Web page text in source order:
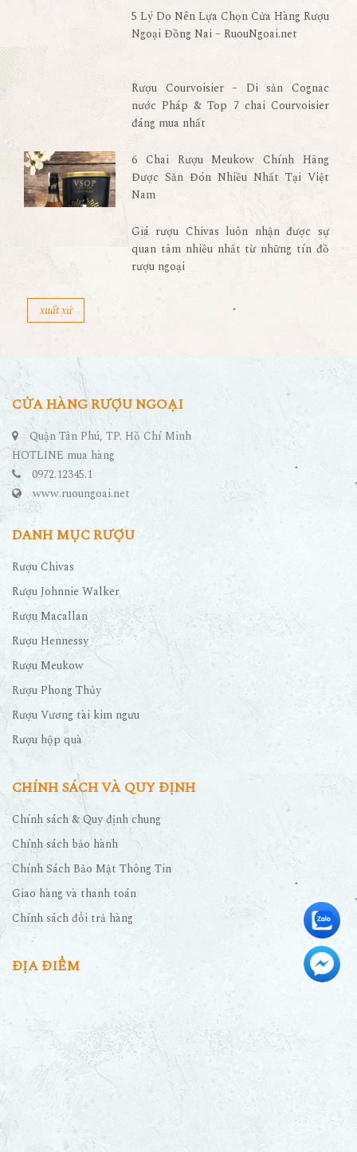
5 Lý Do Nên Lựa Chọn Cửa Hàng Rượu
Ngoại Đồng Nai – RuouNgoai.net
Rượu Courvoisier – Di sản Cognac
nước Pháp & Top 7 chai Courvoisier
đáng mua nhất
6 Chai Rượu Meukow Chính Hãng
Được Săn Đón Nhiều Nhất Tại Việt
Nam
Giá rượu Chivas luôn nhận được sự
quan tâm nhiều nhất từ những tín đồ
rượu ngoại
xuất xứ
CỬA HÀNG RƯỢU NGOẠI
Quận Tân Phú, TP. Hồ Chí Minh
HOTLINE mua hàng
0972.12345.1
www.ruoungoai.net
DANH MỤC RƯỢU
Rượu Chivas
Rượu Johnnie Walker
Rượu Macallan
Rượu Hennessy
Rượu Meukow
Rượu Phong Thủy
Rượu Vương tài kim ngưu
Rượu hộp quà
CHÍNH SÁCH VÀ QUY ĐỊNH
Chính sách & Quy định chung
Chính sách bảo hành
Chính Sách Bảo Mật Thông Tin
Giao hàng và thanh toán
Chính sách đổi trả hàng
ĐỊA ĐIỂM